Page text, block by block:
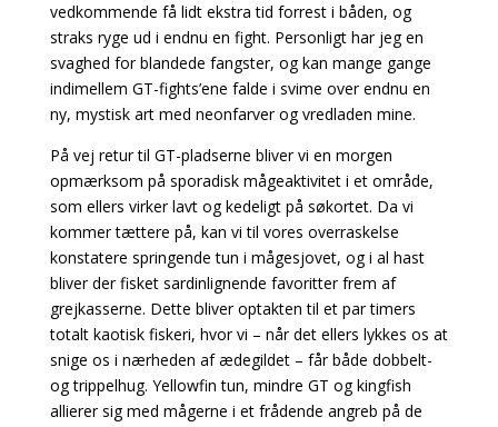
vedkommende få lidt ekstra tid forrest i båden, og
straks ryge ud i endnu en fight. Personligt har jeg en
svaghed for blandede fangster, og kan mange gange
indimellem GT-fights’ene falde i svime over endnu en
ny, mystisk art med neonfarver og vredladen mine.
På vej retur til GT-pladserne bliver vi en morgen
opmærksom på sporadisk mågeaktivitet i et område,
som ellers virker lavt og kedeligt på søkortet. Da vi
kommer tættere på, kan vi til vores overraskelse
konstatere springende tun i mågesjovet, og i al hast
bliver der fisket sardinlignende favoritter frem af
grejkasserne. Dette bliver optakten til et par timers
totalt kaotisk fiskeri, hvor vi – når det ellers lykkes os at
snige os i nærheden af ædegildet – får både dobbelt-
og trippelhug. Yellowfin tun, mindre GT og kingfish
allierer sig med mågerne i et frådende angreb på de